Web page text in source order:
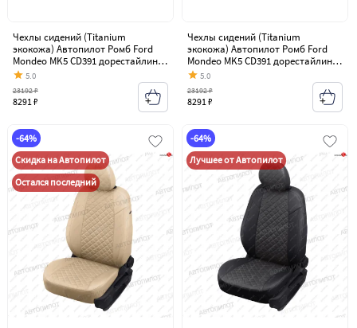
Чехлы сидений (Titanium
экокожа) Автопилот Ромб Ford
Mondeo MK5 CD391 дорестайлинг
седан (2014-2018)
5.0
8291 ₽
23192 ₽
Чехлы сидений (Titanium
экокожа) Автопилот Ромб Ford
Mondeo MK5 CD391 дорестайлинг
седан (2014-2018)
5.0
8291 ₽
23192 ₽
-64%
Скидка на Автопилот
Остался последний
-64%
Лучшее от Автопилот